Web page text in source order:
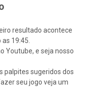
resultado acontece
19:45.
Youtube, e seja nosso
palpites sugeridos dos
seu jogo veja um